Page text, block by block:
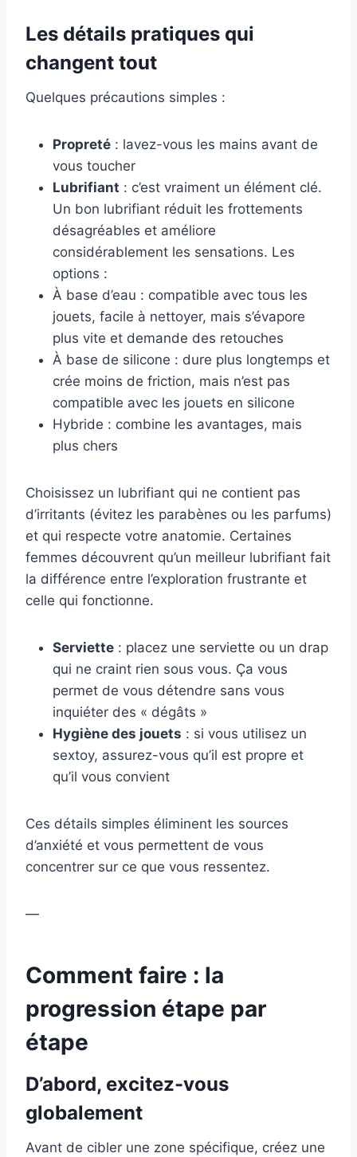
Les détails pratiques qui
changent tout
Quelques précautions simples :
Propreté : lavez-vous les mains avant de
vous toucher
Lubrifiant : c’est vraiment un élément clé.
Un bon lubrifiant réduit les frottements
désagréables et améliore
considérablement les sensations. Les
options :
À base d’eau : compatible avec tous les
jouets, facile à nettoyer, mais s’évapore
plus vite et demande des retouches
À base de silicone : dure plus longtemps et
crée moins de friction, mais n’est pas
compatible avec les jouets en silicone
Hybride : combine les avantages, mais
plus chers
Choisissez un lubrifiant qui ne contient pas
d’irritants (évitez les parabènes ou les parfums)
et qui respecte votre anatomie. Certaines
femmes découvrent qu’un meilleur lubrifiant fait
la différence entre l’exploration frustrante et
celle qui fonctionne.
Serviette : placez une serviette ou un drap
qui ne craint rien sous vous. Ça vous
permet de vous détendre sans vous
inquiéter des « dégâts »
Hygiène des jouets : si vous utilisez un
sextoy, assurez-vous qu’il est propre et
qu’il vous convient
Ces détails simples éliminent les sources
d’anxiété et vous permettent de vous
concentrer sur ce que vous ressentez.
—
Comment faire : la
progression étape par
étape
D’abord, excitez-vous
globalement
Avant de cibler une zone spécifique, créez une